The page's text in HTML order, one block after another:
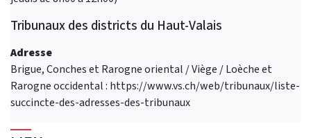
Tribunaux des districts du Haut-Valais
Adresse
Brigue, Conches et Rarogne oriental / Viège / Loèche et
Rarogne occidental : https://www.vs.ch/web/tribunaux/liste-
succincte-des-adresses-des-tribunaux